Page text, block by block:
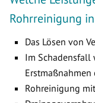
Rohrreinigung
Das Lösen von
Im Schadensfall
Rohreinigung